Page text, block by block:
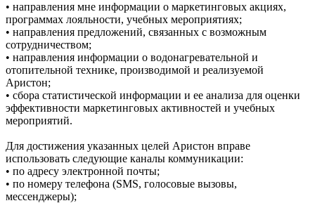
• направления мне информации о маркетинговых акциях,
программах лояльности, учебных мероприятиях;
• направления предложений, связанных с возможным
сотрудничеством;
• направления информации о водонагревательной и
отопительной технике, производимой и реализуемой
Аристон;
• сбора статистической информации и ее анализа для оценки
эффективности маркетинговых активностей и учебных
мероприятий.
Для достижения указанных целей Аристон вправе
использовать следующие каналы коммуникации:
• по адресу электронной почты;
• по номеру телефона (SMS, голосовые вызовы,
мессенджеры);